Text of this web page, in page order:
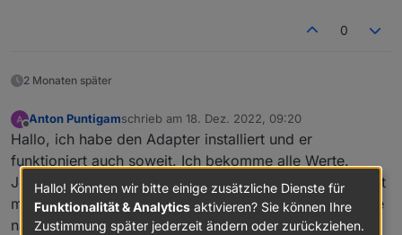
sezähler
0
2 Monaten später
Offline
Anton Puntigamschrieb am 18. Dez. 2022, 09:20
zuletzt editiert von
Hallo, ich habe den Adapter installiert und er
funktioniert auch soweit. Ich bekomme alle Werte.
Jedoch nach 15-20 Minuten kommuniziert das EM nicht
mehr mit dem WR. Im Iobroker bekomme ich die Werte
nach wie vor. Sobald ich den Adapter stoppe
Hallo! Könnten wir bitte einige zusätzliche Dienste für
Funktionalität & Analytics aktivieren? Sie können Ihre
Zustimmung später jederzeit ändern oder zurückziehen.